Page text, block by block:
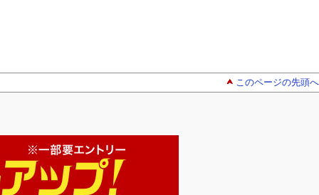
このページの先頭へ